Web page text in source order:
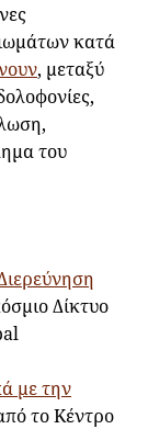
κατά
, μεταξύ
του
Δίκτυο
με την
το Κέντρο